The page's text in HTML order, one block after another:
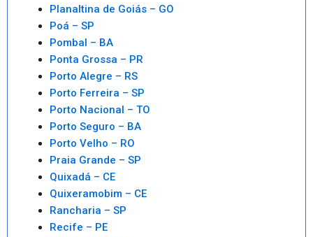
Planaltina de Goiás – GO
Poá – SP
Pombal – BA
Ponta Grossa – PR
Porto Alegre – RS
Porto Ferreira – SP
Porto Nacional – TO
Porto Seguro – BA
Porto Velho – RO
Praia Grande – SP
Quixadá – CE
Quixeramobim – CE
Rancharia – SP
Recife – PE